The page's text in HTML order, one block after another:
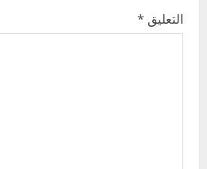
g
التعليق *